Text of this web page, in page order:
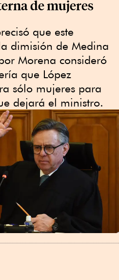
de mujeres
que este
dimisión de Medina
Morena consideró
que López
sólo mujeres para
dejará el ministro.